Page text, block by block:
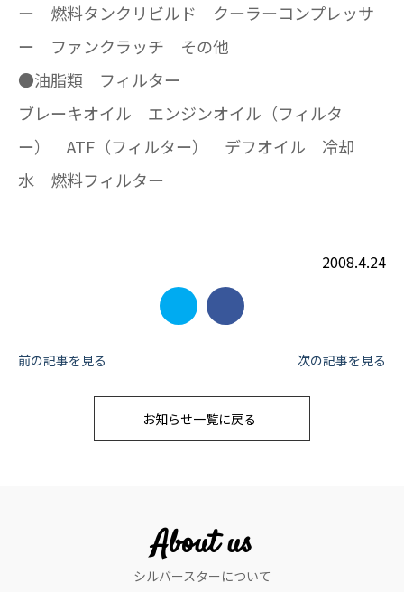
ー 燃料タンクリビルド クーラーコンプレッサ
ー ファンクラッチ その他
●油脂類 フィルター
ブレーキオイル エンジンオイル（フィルタ
ー） ATF（フィルター） デフオイル 冷却
水 燃料フィルター
2008.4.24
投
前の記事を見る 次の記事を見る
お知らせ一覧に戻る
About us
シルバースターについて